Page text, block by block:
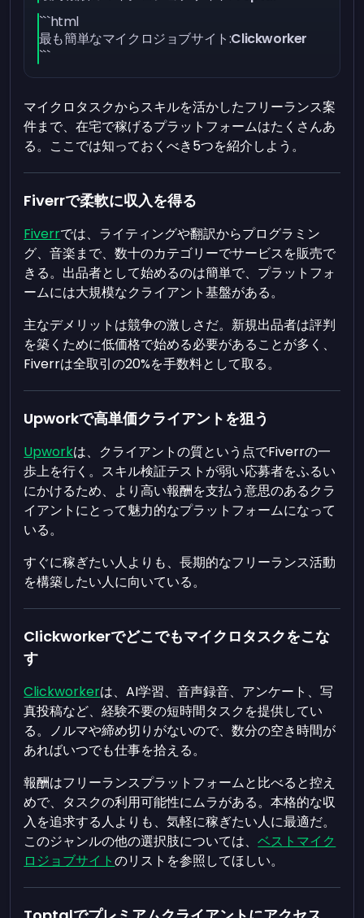
```html
最も簡単なマイクロジョブサイト:Clickworker
```
マイクロタスクからスキルを活かしたフリーランス案
件まで、在宅で稼げるプラットフォームはたくさんあ
る。ここでは知っておくべき5つを紹介しよう。
Fiverrで柔軟に収入を得る
Fiverrでは、ライティングや翻訳からプログラミン
グ、音楽まで、数十のカテゴリーでサービスを販売で
きる。出品者として始めるのは簡単で、プラットフォ
ームには大規模なクライアント基盤がある。
主なデメリットは競争の激しさだ。新規出品者は評判
を築くために低価格で始める必要があることが多く、
Fiverrは全取引の20%を手数料として取る。
Upworkで高単価クライアントを狙う
Upworkは、クライアントの質という点でFiverrの一
歩上を行く。スキル検証テストが弱い応募者をふるい
にかけるため、より高い報酬を支払う意思のあるクラ
イアントにとって魅力的なプラットフォームになって
いる。
すぐに稼ぎたい人よりも、長期的なフリーランス活動
を構築したい人に向いている。
Clickworkerでどこでもマイクロタスクをこな
す
Clickworkerは、AI学習、音声録音、アンケート、写
真投稿など、経験不要の短時間タスクを提供してい
る。ノルマや締め切りがないので、数分の空き時間が
あればいつでも仕事を拾える。
報酬はフリーランスプラットフォームと比べると控え
めで、タスクの利用可能性にムラがある。本格的な収
入を追求する人よりも、気軽に稼ぎたい人に最適だ。
このジャンルの他の選択肢については、ベストマイク
ロジョブサイトのリストを参照してほしい。